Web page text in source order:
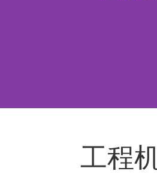
工程